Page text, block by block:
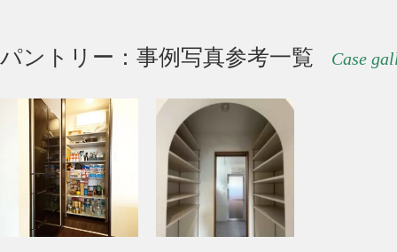
パントリー：事例写真参考一覧 Case